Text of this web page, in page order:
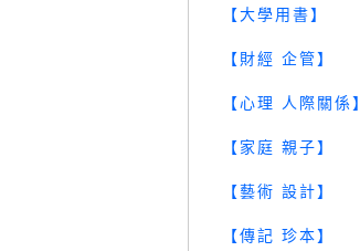
【大學用書】
【財經 企管】
【心理 人際關係】
【家庭 親子】
【藝術 設計】
【傳記 珍本】